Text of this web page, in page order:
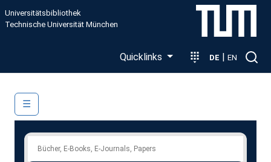
Direkt zum Inhalt
Universitätsbibliothek
Technische Universität München
Quicklinks DE | EN
Suche im Bibliotheksbestand
☰